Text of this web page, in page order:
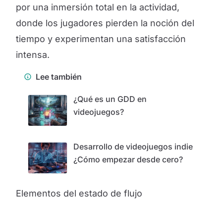
por una inmersión total en la actividad,
donde los jugadores pierden la noción del
tiempo y experimentan una satisfacción
intensa.
Lee también
¿Qué es un GDD en
videojuegos?
Desarrollo de videojuegos indie
¿Cómo empezar desde cero?
Elementos del estado de flujo